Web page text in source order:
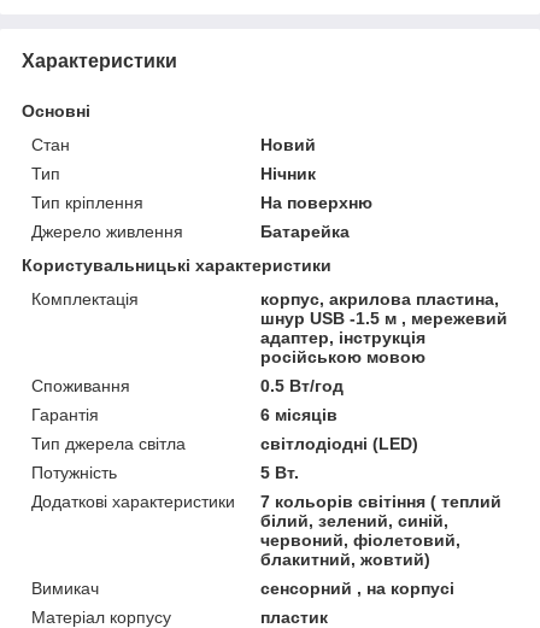
Характеристики
Основні
Стан
Новий
Тип
Нічник
Тип кріплення
На поверхню
Джерело живлення
Батарейка
Користувальницькі характеристики
Комплектація
корпус, акрилова пластина,
шнур USB -1.5 м , мережевий
адаптер, інструкція
російською мовою
Споживання
0.5 Вт/год
Гарантія
6 місяців
Тип джерела світла
світлодіодні (LED)
Потужність
5 Вт.
Додаткові характеристики
7 кольорів світіння ( теплий
білий, зелений, синій,
червоний, фіолетовий,
блакитний, жовтий)
Вимикач
сенсорний , на корпусі
Матеріал корпусу
пластик